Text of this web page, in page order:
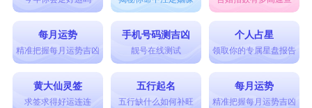
每月运势
精准把握每月运势吉凶
手机号码测吉凶
靓号在线测试
个人占星
领取你的专属星盘报告
黄大仙灵签
求签求得好运连连
五行起名
五行缺什么如何补旺
每月运势
精准把握每月运势吉凶